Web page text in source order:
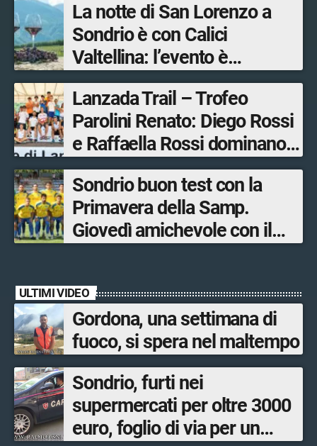
La notte di San Lorenzo a
Sondrio è con Calici
Valtellina: l’evento è
organizzato dal Consorzio
Tutela Vini di Valtellina
Lanzada Trail – Trofeo
Parolini Renato: Diego Rossi
e Raffaella Rossi dominano
la gara in Valmalenco
Sondrio buon test con la
Primavera della Samp.
Giovedì amichevole con il
ULTIMI VIDEO
Gordona, una settimana di
fuoco, si spera nel maltempo
Sondrio, furti nei
supermercati per oltre 3000
euro, foglio di via per un